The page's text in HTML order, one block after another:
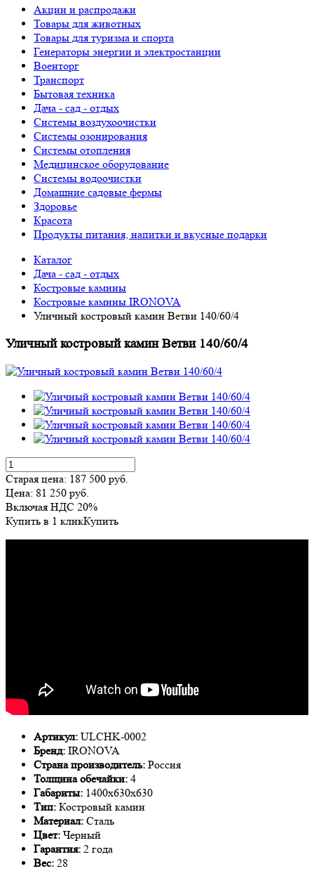
Акции и распродажи
Товары для животных
Товары для туризма и спорта
Генераторы энергии и электростанции
Военторг
Транспорт
Бытовая техника
Дача - сад - отдых
Системы воздухоочистки
Системы озонирования
Системы отопления
Медицинское оборудование
Системы водоочистки
Домашние садовые фермы
Здоровье
Красота
Продукты питания, напитки и вкусные подарки
Каталог
Дача - сад - отдых
Костровые камины
Костровые камины IRONOVA
Уличный костровый камин Ветви 140/60/4
Уличный костровый камин Ветви 140/60/4
Старая цена: 187 500 руб.
Цена: 81 250 руб.
Включая НДС 20%
Купить в 1 кликКупить
Артикул: ULCHK-0002
Бренд: IRONOVA
Страна производитель: Россия
Толщина обечайки: 4
Габариты: 1400х630х630
Тип: Костровый камин
Материал: Сталь
Цвет: Черный
Гарантия: 2 года
Вес: 28